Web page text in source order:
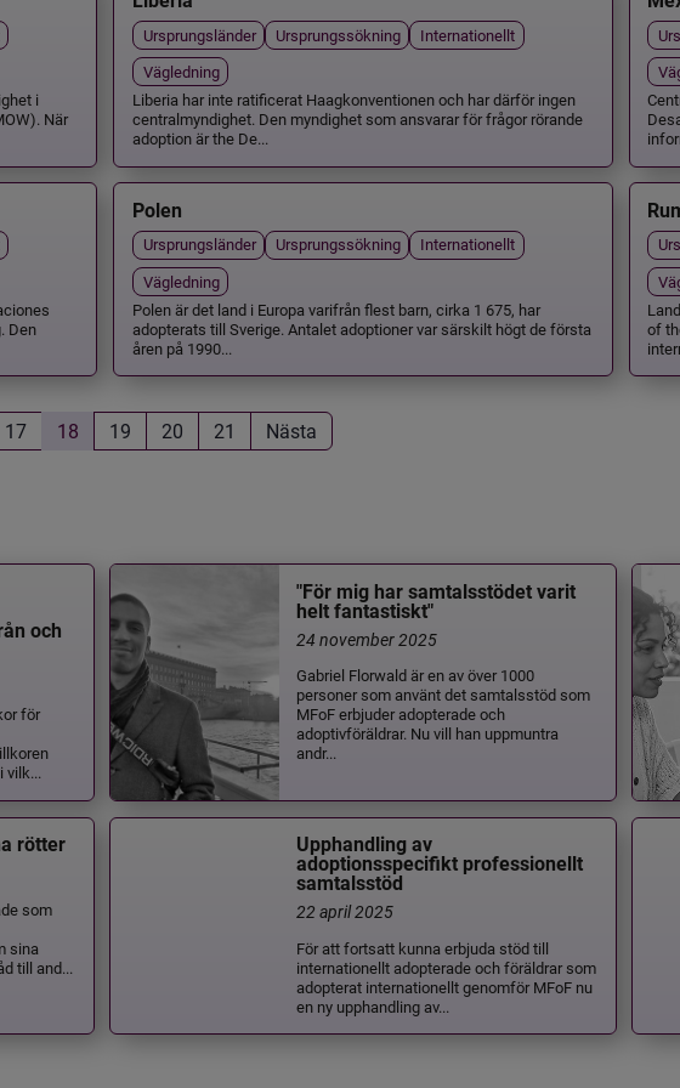
i
När
Ursprungsländer Ursprungssökning
Internationellt
Vägledning
Liberia har inte ratificerat Haagkonventionen och har därför ingen
centralmyndighet. Den myndighet som ansvarar för frågor rörande
adoption är the De...
Den
Polen
Ursprungsländer Ursprungssökning
Internationellt
Vägledning
Polen är det land i Europa varifrån flest barn, cirka 1 675, har
adopterats till Sverige. Antalet adoptioner var särskilt högt de första
åren på 1990...
of
17 18 19 20 21 Nästa
och
för
vilk...
"För mig har samtalsstödet varit
helt fantastiskt"
24 november 2025
Gabriel Florwald är en av över 1000
personer som använt det samtalsstöd som
MFoF erbjuder adopterade och
adoptivföräldrar. Nu vill han uppmuntra
andr...
rötter
som
sina
till and...
Upphandling av
adoptionsspecifikt professionellt
samtalsstöd
22 april 2025
För att fortsatt kunna erbjuda stöd till
internationellt adopterade och föräldrar som
adopterat internationellt genomför MFoF nu
en ny upphandling av...